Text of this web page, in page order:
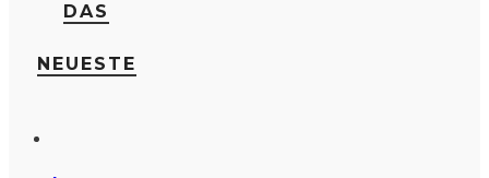
DAS
NEUESTE